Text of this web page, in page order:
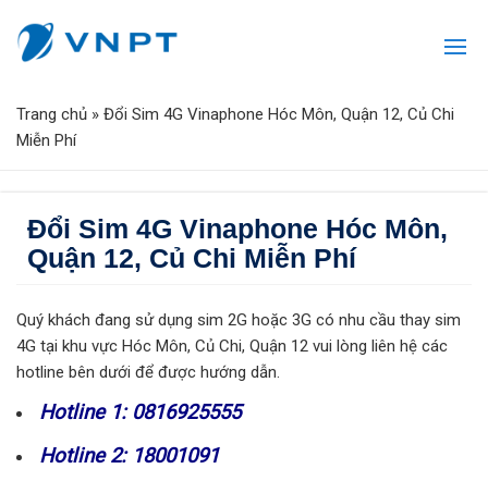
Trang chủ » Đổi Sim 4G Vinaphone Hóc Môn, Quận 12, Củ Chi
Miễn Phí
Đổi Sim 4G Vinaphone Hóc Môn,
Quận 12, Củ Chi Miễn Phí
Quý khách đang sử dụng sim 2G hoặc 3G có nhu cầu thay sim
4G tại khu vực Hóc Môn, Củ Chi, Quận 12 vui lòng liên hệ các
hotline bên dưới để được hướng dẫn.
Hotline 1: 0816925555
Hotline 2: 18001091